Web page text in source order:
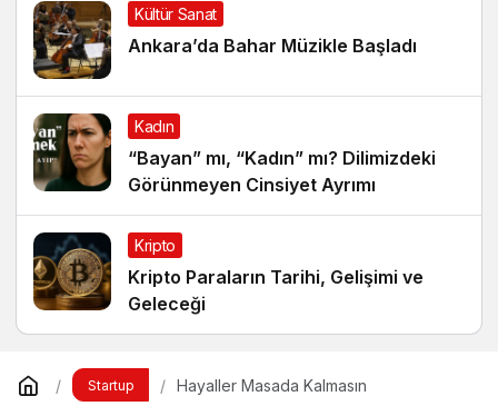
Kültür Sanat
Ankara’da Bahar Müzikle Başladı
Kadın
“Bayan” mı, “Kadın” mı? Dilimizdeki
Görünmeyen Cinsiyet Ayrımı
Kripto
Kripto Paraların Tarihi, Gelişimi ve
Geleceği
Startup Hayaller Masada Kalmasın